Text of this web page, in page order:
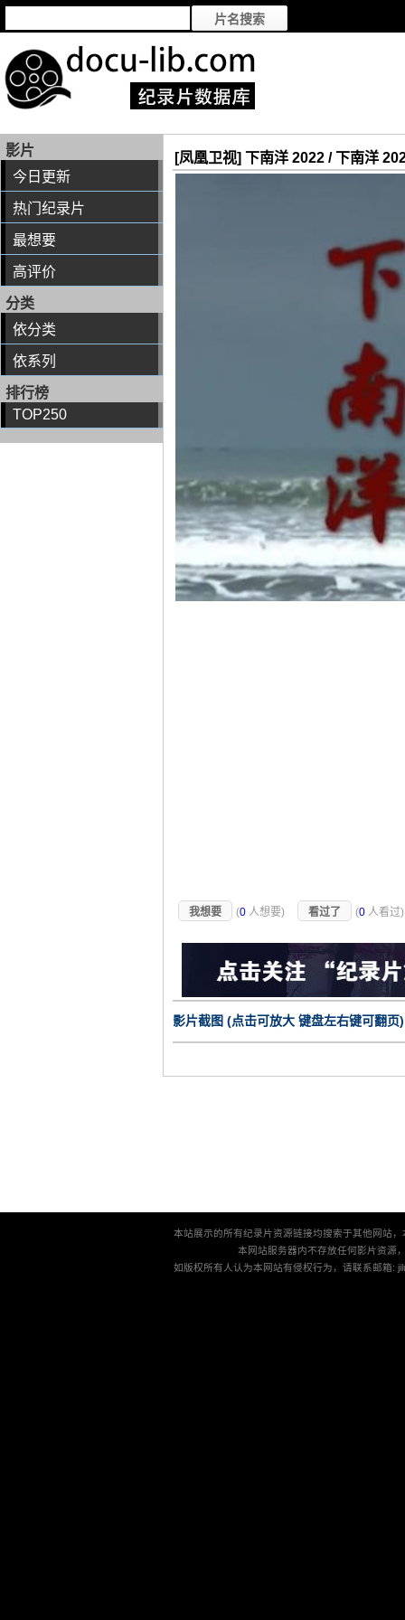
影片
今日更新
热门纪录片
最想要
高评价
分类
依分类
依系列
排行榜
TOP250
[凤凰卫视] 下南洋 2022 / 下南洋
我想要 (0 人想要) 看过了 (0 人看过
影片截图 (点击可放大 键盘左右键可翻页)
本站展示的所有纪录片资源链接均搜索于其他网站
本网站服务器内不存放任何影片资源
如版权所有人认为本网站有侵权行为，请联系邮箱: